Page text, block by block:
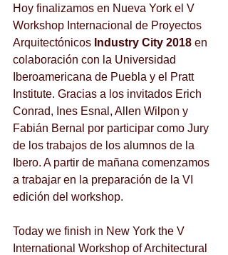
Hoy finalizamos en Nueva York el V
Workshop Internacional de Proyectos
Arquitectónicos Industry City 2018 en
colaboración con la Universidad
Iberoamericana de Puebla y el Pratt
Institute. Gracias a los invitados Erich
Conrad, Ines Esnal, Allen Wilpon y
Fabián Bernal por participar como Jury
de los trabajos de los alumnos de la
Ibero. A partir de mañana comenzamos
a trabajar en la preparación de la VI
edición del workshop.
Today we finish in New York the V
International Workshop of Architectural